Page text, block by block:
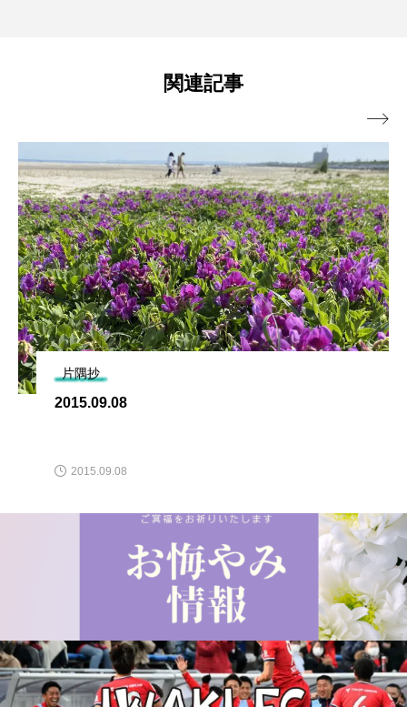
関連記事
片隅抄
2015.09.08
2015.09.08
